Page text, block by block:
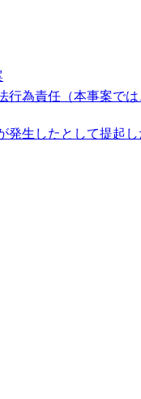
為責任（本事案で
発生したとして提起